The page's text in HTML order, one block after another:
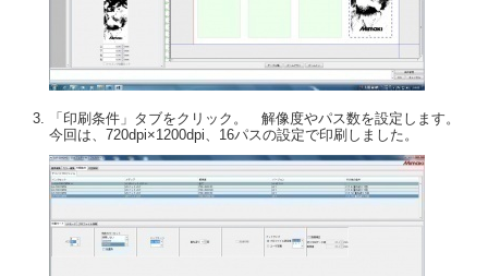
「印刷条件」タブをクリック。 解像度やパス数を設定します。
今回は、720dpi×1200dpi、16パスの設定で印刷しました。